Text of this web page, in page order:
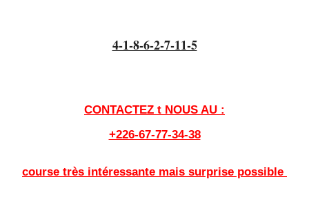
4-1-8-6-2-7-11-5
CONTACTEZ t NOUS AU :
+226-67-77-34-38
course très intéressante mais surprise possible